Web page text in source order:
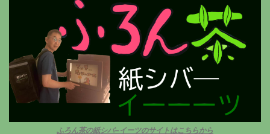
ふろん茶の紙シバ−イーツのサイトはこちらから